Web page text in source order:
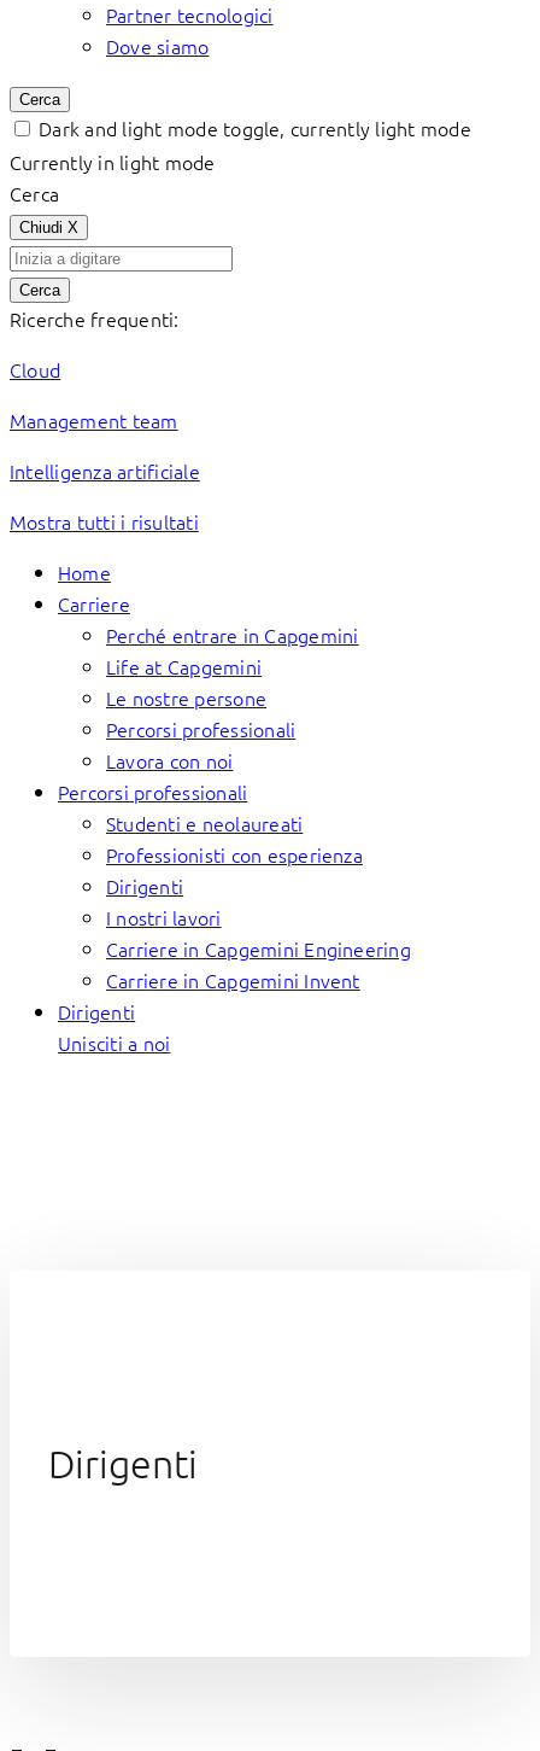
Partner tecnologici
Dove siamo
Cerca
Dark and light mode toggle, currently light mode
Currently in light mode
Cerca
Chiudi X
Cerca
Ricerche frequenti:
Cloud
Management team
Intelligenza artificiale
Mostra tutti i risultati
Home
Carriere
Perché entrare in Capgemini
Life at Capgemini
Le nostre persone
Percorsi professionali
Lavora con noi
Percorsi professionali
Studenti e neolaureati
Professionisti con esperienza
Dirigenti
I nostri lavori
Carriere in Capgemini Engineering
Carriere in Capgemini Invent
Dirigenti
Unisciti a noi
Dirigenti